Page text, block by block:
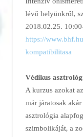
lévő helyünkről,
2018.02.25.
https://
kompatibilitasa
Védikus
A kurzus azokat
már járatosak
asztrológia
szimbolikáját, a